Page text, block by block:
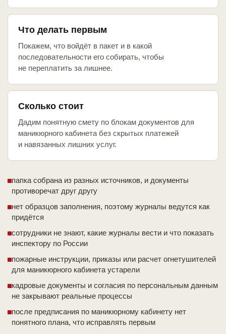
Что делать первым
Покажем, что войдёт в пакет и в какой
последовательности его собирать, чтобы
не переплатить за лишнее.
Сколько стоит
Дадим понятную смету по блокам документов для
маникюрного кабинета без скрытых платежей
и навязанных лишних услуг.
папка собрана из разных источников, и документы
противоречат друг другу
нет образцов заполнения, поэтому журналы ведутся как
придётся
сотрудники не знают, какие журналы вести и что показать
инспектору по России
пожарные инструкции, приказы или расчет огнетушителей
для маникюрного кабинета устарели
кадровые документы и согласия по персональным данным
не закрывают реальные процессы
после предписания по маникюрному кабинету нет
понятного плана, что исправлять первым